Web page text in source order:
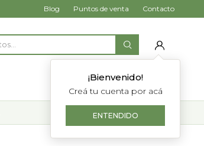
¡Bienvenido!
Creá tu cuenta por acá
ENTENDIDO
Blog Puntos de venta Contacto